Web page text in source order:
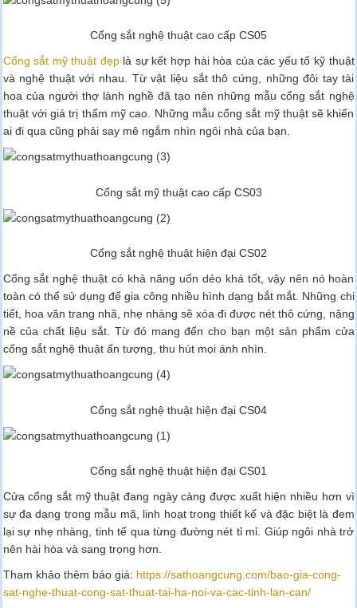
Cổng sắt nghệ thuật cao cấp CS05
Cổng sắt mỹ thuật đẹplà sự kết hợp hài hòa của các yếu tố kỹ thuật
và nghệ thuật với nhau. Từ vật liệu sắt thô cứng, những đôi tay tài
hoa của người thợ lành nghề đã tạo nên những mẫu cổng sắt nghệ
thuật với giá trị thẩm mỹ cao. Những mẫu cổng sắt mỹ thuật sẽ khiến
ai đi qua cũng phải say mê ngắm nhìn ngôi nhà của bạn.
Cổng sắt mỹ thuật cao cấp CS03
Cổng sắt nghệ thuật hiện đại CS02
Cổng sắt nghệ thuật có khả năng uốn dẻo khá tốt, vậy nên nó hoàn
toàn có thể sử dụng để gia công nhiều hình dạng bắt mắt. Những chi
tiết, hoa văn trang nhã, nhẹ nhàng sẽ xóa đi được nét thô cứng, nặng
nề của chất liệu sắt. Từ đó mang đến cho bạn một sản phẩm cửa
cổng sắt nghệ thuật ấn tượng, thu hút mọi ánh nhìn.
Cổng sắt nghệ thuật hiện đại CS04
Cổng sắt nghệ thuật hiện đại CS01
Cửa cổng sắt mỹ thuật đang ngày càng được xuất hiện nhiều hơn vì
sự đa dạng trong mẫu mã, linh hoạt trong thiết kế và đặc biệt là đem
lại sự nhẹ nhàng, tinh tế qua từng đường nét tỉ mỉ. Giúp ngôi nhà trở
nên hài hòa và sang trọng hơn.
Tham khảo thêm báo giá: https://sathoangcung.com/bao-gia-cong-
sat-nghe-thuat-cong-sat-thuat-tai-ha-noi-va-cac-tinh-lan-can/